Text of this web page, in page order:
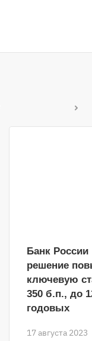
17 августа 2023
Банк России
решение
ключевую
350 б.п., до
годовых